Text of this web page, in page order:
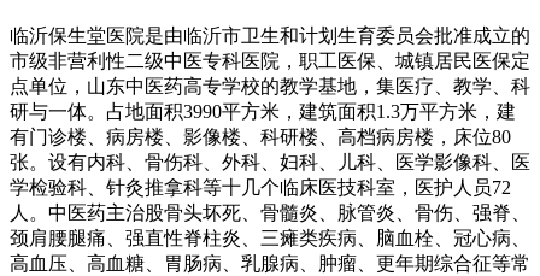
临沂保生堂医院是由临沂市卫生和计划生育委员会批准成立的
市级非营利性二级中医专科医院，职工医保、城镇居民医保定
点单位，山东中医药高专学校的教学基地，集医疗、教学、科
研与一体。占地面积3990平方米，建筑面积1.3万平方米，建
有门诊楼、病房楼、影像楼、科研楼、高档病房楼，床位80
张。设有内科、骨伤科、外科、妇科、儿科、医学影像科、医
学检验科、针灸推拿科等十几个临床医技科室，医护人员72
人。中医药主治股骨头坏死、骨髓炎、脉管炎、骨伤、强脊、
颈肩腰腿痛、强直性脊柱炎、三瘫类疾病、脑血栓、冠心病、
高血压、高血糖、胃肠病、乳腺病、肿瘤、更年期综合征等常